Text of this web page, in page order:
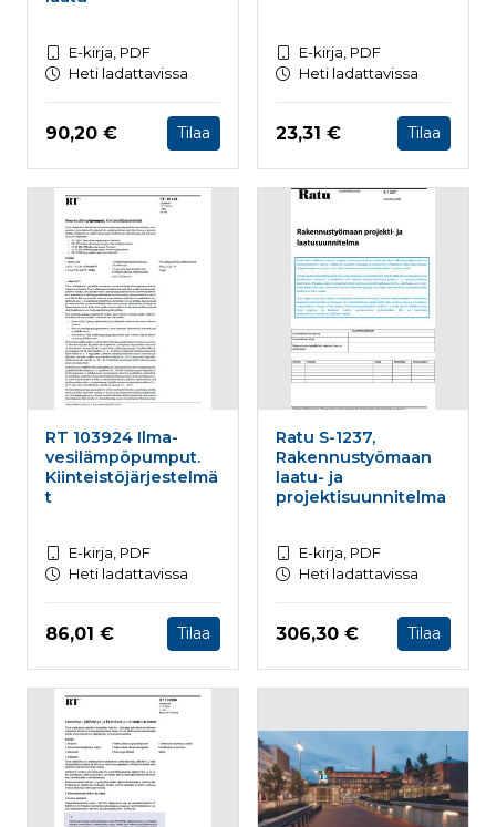
E-kirja, PDF
Heti ladattavissa
Hinta nyt
90,20 € Tilaa
E-kirja, PDF
Heti ladattavissa
Hinta nyt
23,31 € Tilaa
RT 103924 Ilma-
vesilämpöpumput.
Kiinteistöjärjestelmä
t
E-kirja, PDF
Heti ladattavissa
Hinta nyt
86,01 € Tilaa
Ratu S-1237,
Rakennustyömaan
laatu- ja
projektisuunnitelma
E-kirja, PDF
Heti ladattavissa
Hinta nyt
306,30 € Tilaa